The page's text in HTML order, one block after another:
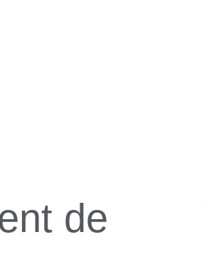
de